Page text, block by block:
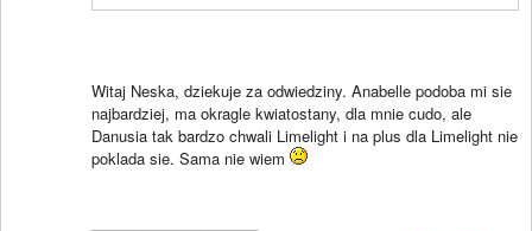
Witaj Neska, dziekuje za odwiedziny. Anabelle podoba mi sie
najbardziej, ma okragle kwiatostany, dla mnie cudo, ale
Danusia tak bardzo chwali Limelight i na plus dla Limelight nie
poklada sie. Sama nie wiem